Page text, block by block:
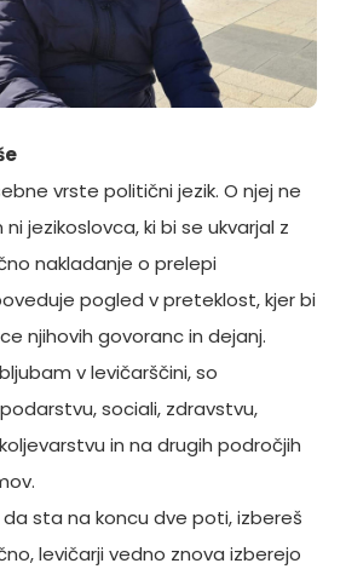
vrste politični jezik. O njej ne
jezikoslovca, ki bi se ukvarjal z
nakladanje o prelepi
pogled v preteklost, kjer bi
njihovih govoranc in dejanj.
v levičarščini, so
sociali, zdravstvu,
in na drugih področjih
sta na koncu dve poti, izbereš
levičarji vedno znova izberejo